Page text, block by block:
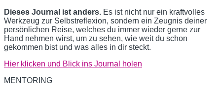
Dieses Journal ist anders. Es ist nicht nur ein kraftvolles
Werkzeug zur Selbstreflexion, sondern ein Zeugnis deiner
persönlichen Reise, welches du immer wieder gerne zur
Hand nehmen wirst, um zu sehen, wie weit du schon
gekommen bist und was alles in dir steckt.
Hier klicken und Blick ins Journal holen
MENTORING